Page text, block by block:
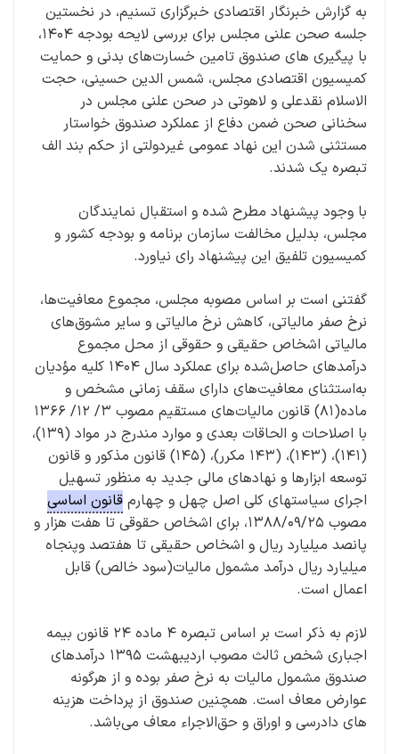
به گزارش خبرنگار اقتصادی خبرگزاری تسنیم، در نخستین
جلسه صحن علنی مجلس برای بررسی لایحه بودجه ۱۴۰۴،
با پیگیری های صندوق تامین خسارت‌های بدنی و حمایت
کمیسیون اقتصادی مجلس، شمس الدین حسینی، حجت
الاسلام نقدعلی و لاهوتی در صحن علنی مجلس در
سخنانی صحن ضمن دفاع از عملکرد صندوق خواستار
مستثنی شدن این نهاد عمومی غیردولتی از حکم بند الف
تبصره یک شدند.
با وجود پیشنهاد مطرح شده و استقبال نمایندگان
مجلس، بدلیل مخالفت سازمان برنامه و بودجه کشور و
کمیسیون تلفیق این پیشنهاد رای نیاورد.
گفتنی است بر اساس مصوبه مجلس، مجموع معافیت‌ها،
نرخ صفر مالیاتی، کاهش نرخ مالیاتی و سایر مشوق‌های
مالیاتی اشخاص حقیقی و حقوقی از محل مجموع
درآمدهای حاصل‌شده برای عملکرد سال ۱۴۰۴ کلیه مؤدیان
به‌استثنای معافیت‌های دارای سقف زمانی مشخص و
ماده(۸۱) قانون مالیات‌های مستقیم مصوب ۳/ ۱۲/ ۱۳۶۶
با اصلاحات و الحاقات بعدی و موارد مندرج در مواد (۱۳۹)،
(۱۴۱)، (۱۴۳)، (۱۴۳ مکرر)، (۱۴۵) قانون مذکور و قانون
توسعه ابزارها و نهادهای مالی جدید به منظور تسهیل
اجرای سیاستهای کلی اصل چهل و چهارم قانون اساسی
مصوب ۱۳۸۸/۰۹/۲۵، برای اشخاص حقوقی تا هفت هزار و
پانصد میلیارد ریال و اشخاص حقیقی تا هفتصد وپنجاه
میلیارد ریال درآمد مشمول مالیات(سود خالص) قابل
اعمال است.
لازم به ذکر است بر اساس تبصره ۴ ماده ۲۴ قانون بیمه
اجباری شخص ثالث مصوب اردیبهشت ۱۳۹۵ درآمدهای
صندوق مشمول مالیات به نرخ صفر بوده و از هرگونه
عوارض معاف است. همچنین صندوق از پرداخت هزینه
های دادرسی و اوراق و حق‌الاجراء معاف می‌باشد.